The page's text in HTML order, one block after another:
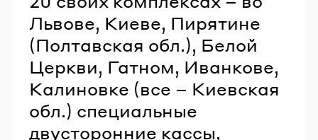
Львове, Киеве, Пирятине
(Полтавская обл.), Белой
Церкви, Гатном, Иванкове,
Калиновке (все – Киевская
обл.) специальные
двусторонние кассы,